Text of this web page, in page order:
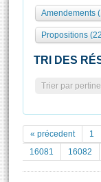
577 députés
Groupes
Europe et
Pétitions
Documents
Projets de loi
Présidence
Statistiques
Documents
( Constitution |
Visite
Assister à
La
Les archives
Amendements
Propositions
TRI DES
Trier par
« précedent 1
16081
16082